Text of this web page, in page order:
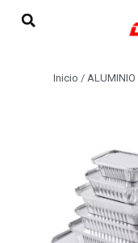
Inicio / ALUMINIO